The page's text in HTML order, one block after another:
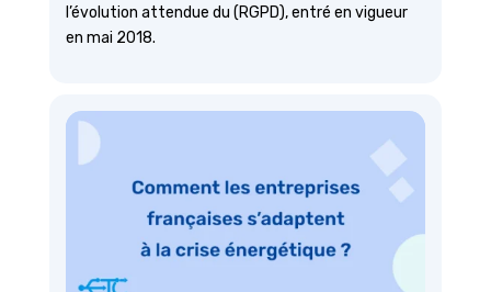
l’évolution attendue du (RGPD), entré en vigueur
en mai 2018.